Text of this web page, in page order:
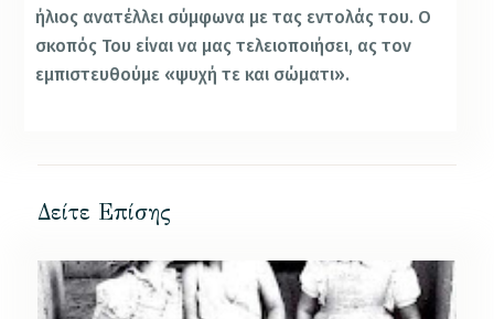
ήλιος ανατέλλει σύμφωνα με τας εντολάς του. Ο
σκοπός Του είναι να μας τελειοποιήσει, ας τον
εμπιστευθούμε «ψυχή τε και σώματι».
Δείτε Επίσης